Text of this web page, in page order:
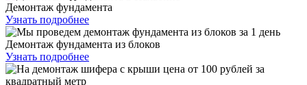
Демонтаж фундамента
Узнать подробнее
Демонтаж фундамента из блоков
Узнать подробнее